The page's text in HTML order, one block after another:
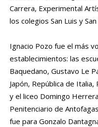
Carrera, Experimental
los colegios San Luis y
Ignacio Pozo fue el más
establecimientos: las
Baquedano, Gustavo Le
Japón, República de Italia,
y el liceo Domingo
Penitenciario de
fue para Gonzalo